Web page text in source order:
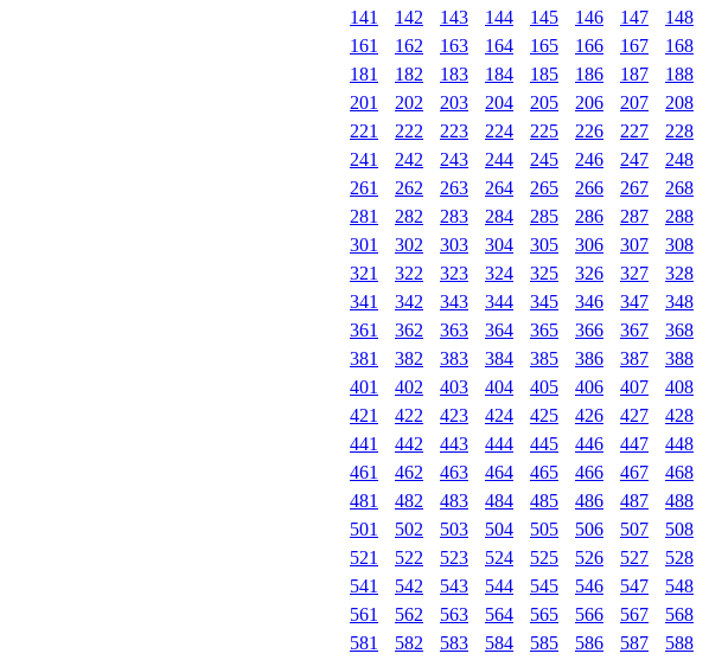
141
142 143 144 145 146 147 148
161
162 163 164 165 166 167 168
181
182 183 184 185 186 187 188
201
202 203 204 205 206 207 208
221
222 223 224 225 226 227 228
241
242 243 244 245 246 247 248
261
262 263 264 265 266 267 268
281
282 283 284 285 286 287 288
301
302 303 304 305 306 307 308
321
322 323 324 325 326 327 328
341
342 343 344 345 346 347 348
361
362 363 364 365 366 367 368
381
382 383 384 385 386 387 388
401
402 403 404 405 406 407 408
421
422 423 424 425 426 427 428
441
442 443 444 445 446 447 448
461
462 463 464 465 466 467 468
481
482 483 484 485 486 487 488
501
502 503 504 505 506 507 508
521
522 523 524 525 526 527 528
541
542 543 544 545 546 547 548
561
562 563 564 565 566 567 568
581
582 583 584 585 586 587 588